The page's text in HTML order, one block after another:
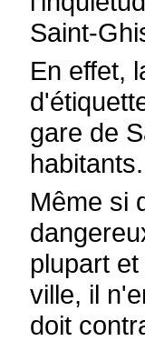
Saint-
En effet,
gare de
habitants.
Même si
plupart
ville, il
doit